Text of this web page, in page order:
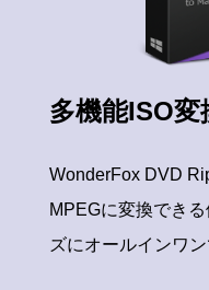
多機能ISO変
WonderFox DVD
MPEGに変換でき
ズにオールインワン